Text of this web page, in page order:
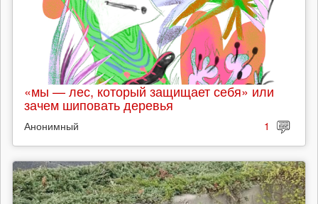
«мы — лес, который защищает себя» или
зачем шиповать деревья
Анонимный 1